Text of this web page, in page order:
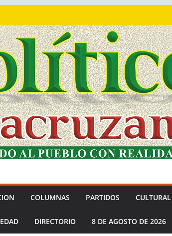
COLUMNAS PARTIDOS CULTURAL
DIRECTORIO 8 DE AGOSTO DE 2026